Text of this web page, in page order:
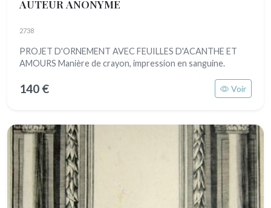
AUTEUR ANONYME
2738
PROJET D'ORNEMENT AVEC FEUILLES D'ACANTHE ET
AMOURS Manière de crayon, impression en sanguine.
140 € Voir